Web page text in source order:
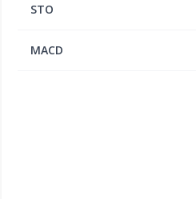
STO
MACD